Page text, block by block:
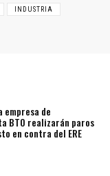
INDUSTRIA
empresa de
BTO realizarán paros
en contra del ERE